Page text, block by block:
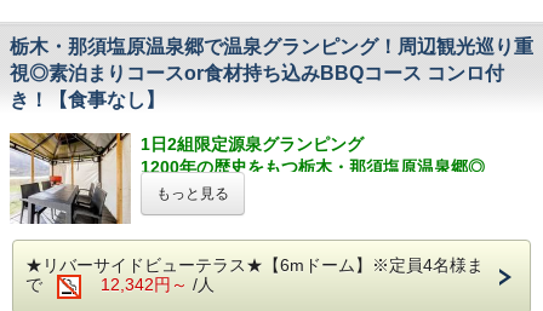
【 天然温泉 】
本物の源泉かけ流しを楽しめる、無加水、無循環。
純度100％の天然温泉◎
の豊かな自然、澄んだ空気の中
実にのんびりと心ほぐす豊かな時間をお過ごし頂け
ます＾＾
【ベッド】
寝具は触れた瞬間誰もが感動す「Limne(リムネ)マットレ
ス」を完備！
ります。
また旅館内にペットの宿泊可能なお部屋もございま
すので、猫・犬が館内・屋外を通ることがございま
す。
来かねます。
◆ドームテントの周りに池や川、草むら等がありま
す。危ないので、お子様から目を離さないようにお
願いします。
意ください。
お問合せやよくある質問は公式LINE
【 天然温泉 】
本物の源泉かけ流しを楽しめる、無加水、無循環。
純度100％の天然温泉◎
体をじんわりとほぐす少しぬるめの温泉で那須塩原
の豊かな自然、澄んだ空気の中
実にのんびりと心ほぐす豊かな時間をお過ごし頂け
ます＾＾
ス」を完備！
至極の眠りをご堪能下さい♪
栃木・那須塩原温泉郷で温泉グランピング！周辺観光巡り重
視◎素泊まりコースor食材持ち込みBBQコース コンロ付
き！【食事なし】
1日2組限定源泉グランピング
1200年の歴史をもつ栃木・那須塩原温泉郷◎
東京から2時間☆希少な源泉かけ流しの温泉と最旬
のアウトドアを楽しむ
BBQコンロ付き、ゴミ回収込み！食材持ち込みOK
コース
もっと見る
★リバーサイドビューテラス★【6mドーム】※定員4名様ま
で
12,342円～ /人